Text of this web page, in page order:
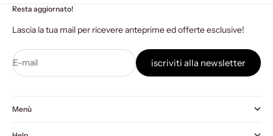
Resta aggiornato!
Lascia la tua mail per ricevere anteprime ed offerte esclusive!
E-mail iscriviti alla newsletter
Menù